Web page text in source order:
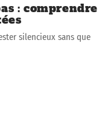
: comprendre
silencieux sans que